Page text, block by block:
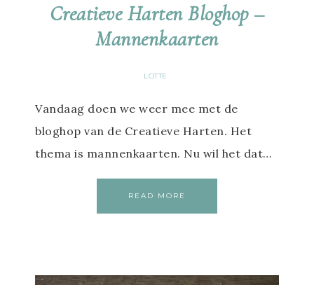
Creatieve Harten Bloghop –
Mannenkaarten
LOTTE
Vandaag doen we weer mee met de
bloghop van de Creatieve Harten. Het
thema is mannenkaarten. Nu wil het dat…
READ MORE